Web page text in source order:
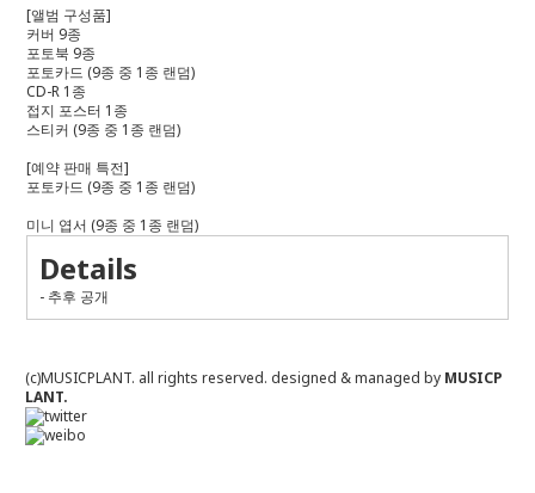
[앨범 구성품]
커버 9종
포토북 9종
포토카드 (9종 중 1 종 랜덤)
CD-R 1 종
접지 포스터 1 종
스티커 (9종 중 1 종 랜덤)
[예약 판매 특전]
포토카드 (9종 중 1 종 랜덤)
미니 엽서 (9종 중 1 종 랜덤)
Details
- 추후 공개
(c)MUSICPLANT. all rights reserved. designed & managed by MUSICP
LANT.